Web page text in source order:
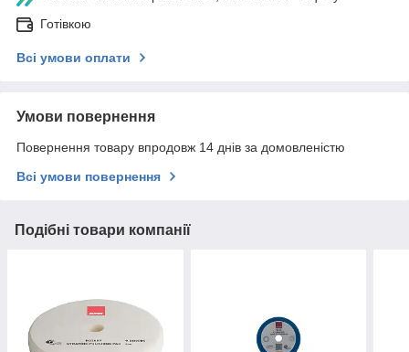
Готівкою
Всі умови оплати
Умови повернення
Повернення товару впродовж 14 днів за домовленістю
Всі умови повернення
Подібні товари компанії